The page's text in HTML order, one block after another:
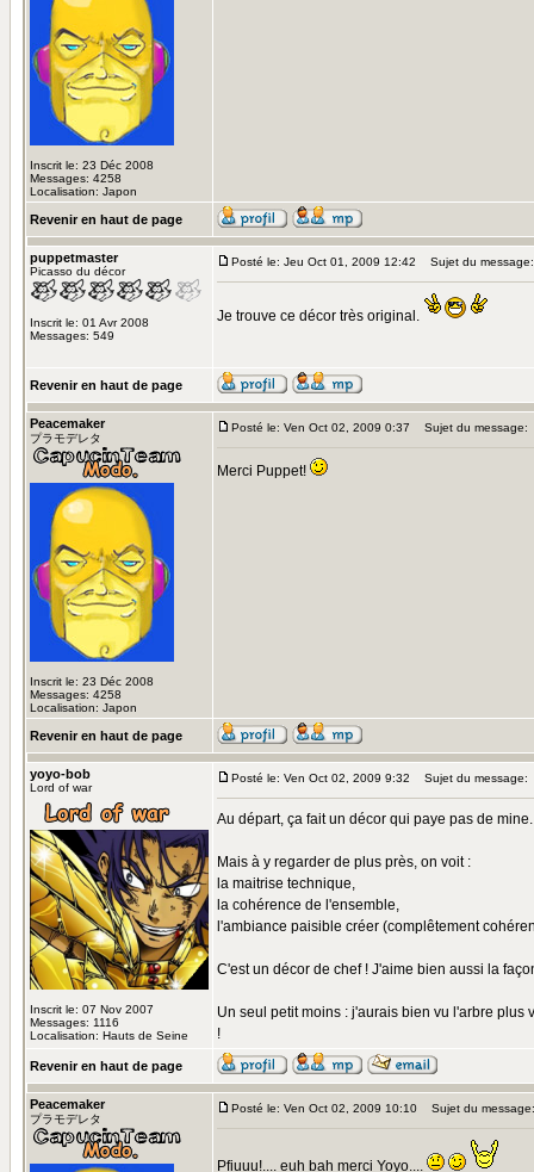
Inscrit le: 23 Déc 2008
Messages: 4258
Localisation: Japon
Revenir en haut de page
puppetmaster
Picasso du décor
Inscrit le: 01 Avr 2008
Messages: 549
Posté le: Jeu Oct 01, 2009 12:42 Sujet du message:
Je trouve ce décor très original.
Revenir en haut de page
Peacemaker
プラモデレタ
Inscrit le: 23 Déc 2008
Messages: 4258
Localisation: Japon
Posté le: Ven Oct 02, 2009 0:37 Sujet du message:
Merci Puppet!
Revenir en haut de page
yoyo-bob
Lord of war
Inscrit le: 07 Nov 2007
Messages: 1116
Localisation: Hauts de Seine
Posté le: Ven Oct 02, 2009 9:32 Sujet du message:
Au départ, ça fait un décor qui paye pas de mine.
Mais à y regarder de plus près, on voit :
la maitrise technique,
la cohérence de l'ensemble,
l'ambiance paisible créer (complêtement
C'est un décor de chef ! J'aime bien aussi la
Un seul petit moins : j'aurais bien vu l'arbre
!
Revenir en haut de page
Peacemaker
プラモデレタ
Posté le: Ven Oct 02, 2009 10:10 Sujet du message:
Pfiuuu!.... euh bah merci Yoyo....